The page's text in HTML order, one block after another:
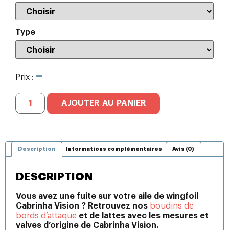
Type
Prix : –
AJOUTER AU PANIER
Description Informations complémentaires Avis (0)
DESCRIPTION
Vous avez une fuite sur votre aile de wingfoil
Cabrinha Vision ? Retrouvez nos boudins de
bords d’attaque et de lattes avec les mesures et
valves d’origine de Cabrinha Vision.